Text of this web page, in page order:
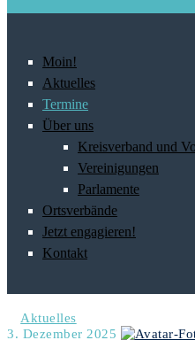
Moin!
Aktuelles
Termine
Über uns
Kreisverband und
Vereinigungen
Parlamente
Ortsverbände
Jetzt engagieren!
Kontakt
Aktuelles
3. Dezember 2025